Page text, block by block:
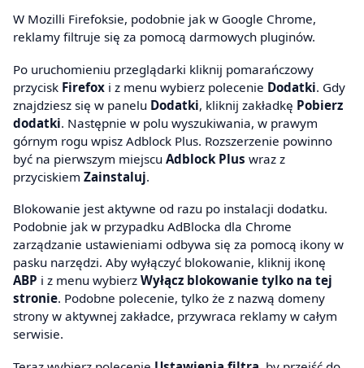
W Mozilli Firefoksie, podobnie jak w Google Chrome,
reklamy filtruje się za pomocą darmowych pluginów.
Po uruchomieniu przeglądarki kliknij pomarańczowy
przycisk Firefox i z menu wybierz polecenie Dodatki. Gdy
znajdziesz się w panelu Dodatki, kliknij zakładkę Pobierz
dodatki. Następnie w polu wyszukiwania, w prawym
górnym rogu wpisz Adblock Plus. Rozszerzenie powinno
być na pierwszym miejscu Adblock Plus wraz z
przyciskiem Zainstaluj.
Blokowanie jest aktywne od razu po instalacji dodatku.
Podobnie jak w przypadku AdBlocka dla Chrome
zarządzanie ustawieniami odbywa się za pomocą ikony w
pasku narzędzi. Aby wyłączyć blokowanie, kliknij ikonę
ABP i z menu wybierz Wyłącz blokowanie tylko na tej
stronie. Podobne polecenie, tylko że z nazwą domeny
strony w aktywnej zakładce, przywraca reklamy w całym
serwisie.